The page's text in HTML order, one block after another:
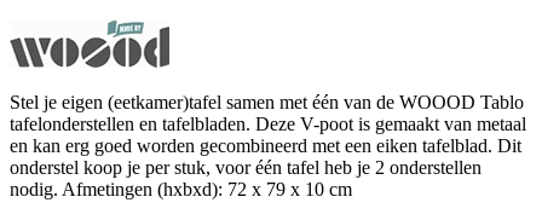
Stel je eigen (eetkamer)tafel samen met één van de WOOOD Tablo
tafelonderstellen en tafelbladen. Deze V-poot is gemaakt van metaal
en kan erg goed worden gecombineerd met een eiken tafelblad. Dit
onderstel koop je per stuk, voor één tafel heb je 2 onderstellen
nodig. Afmetingen (hxbxd): 72 x 79 x 10 cm